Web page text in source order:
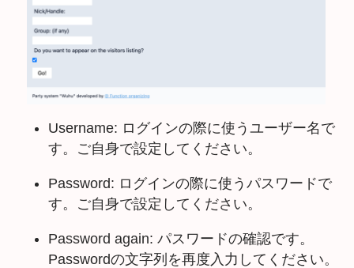
Username: ログインの際に使うユーザー名で
す。ご自身で設定してください。
Password: ログインの際に使うパスワードで
す。ご自身で設定してください。
Password again: パスワードの確認です。
Passwordの文字列を再度入力してください。